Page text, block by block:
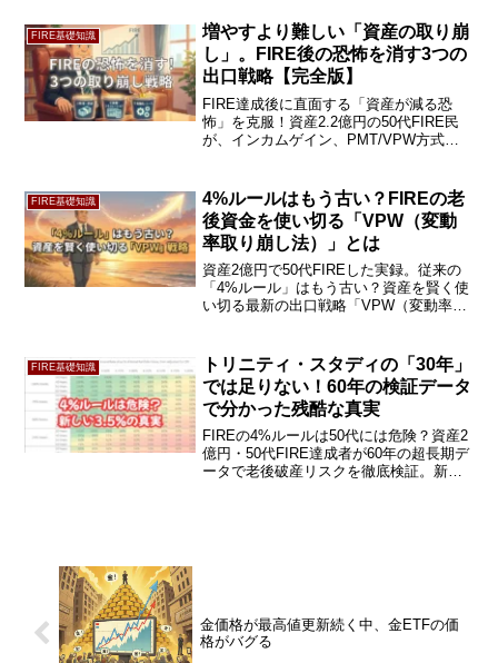
実録を公開します。続きをチェック！
FIRE基礎知識
増やすより難しい「資産の取り崩
し」。FIRE後の恐怖を消す3つの
出口戦略【完全版】
FIRE達成後に直面する「資産が減る恐
怖」を克服！資産2.2億円の50代FIRE民
が、インカムゲイン、PMT/VPW方式、
く使い切る、実践的な取り崩し術を大公
開します。
FIRE基礎知識
4%ルールはもう古い？FIREの老
後資金を使い切る「VPW（変動
率取り崩し法）」とは
資産2億円で50代FIREした実録。従来の
「4%ルール」はもう古い？資産を賢く使
い切る最新の出口戦略「VPW（変動率取
引き出し率を公開。将来の不安を消す戦
略の続きをチェック！
FIRE基礎知識
トリニティ・スタディの「30年」
では足りない！60年の検証データ
で分かった残酷な真実
FIREの4%ルールは50代には危険？資産2
億円・50代FIRE達成者が60年の超長期デ
ータで老後破産リスクを徹底検証。新基
金価格が最高値更新続く中、金ETFの価
格がバグる